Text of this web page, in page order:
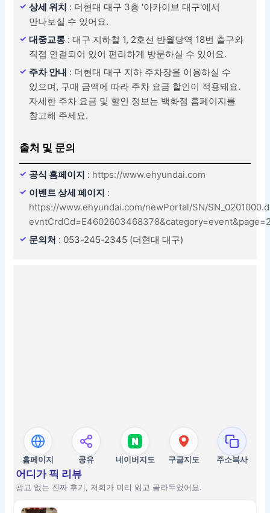
상세 위치 : 더현대 대구 3층 '아카이브 대구'에서
만나보실 수 있어요.
대중교통 : 대구 지하철 1, 2호선 반월당역 18번 출구와
직접 연결되어 있어 편리하게 방문하실 수 있어요.
주차 안내 : 더현대 대구 지하 주차장을 이용하실 수
있으며, 구매 금액에 따라 주차 요금 할인이 적용돼요.
자세한 주차 요금 및 할인 정보는 백화점 홈페이지를
참고해 주세요.
출처 및 문의
공식 홈페이지 : https://www.ehyundai.com
이벤트 상세 페이지 :
https://www.ehyundai.com/newPortal/SN/
문의처 : 053-245-2345 (더현대 대구)
홈페이지 공유 네이버지도 구글지도 주소복사
어디가 픽 리뷰
광고 없는 진짜 후기, 저희가 미리 읽고 골라두었어요.